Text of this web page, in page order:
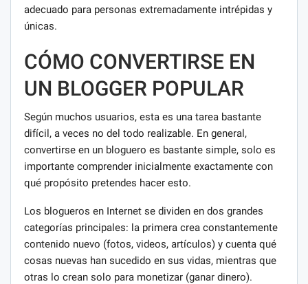
adecuado para personas extremadamente intrépidas y
únicas.
CÓMO CONVERTIRSE EN
UN BLOGGER POPULAR
Según muchos usuarios, esta es una tarea bastante
difícil, a veces no del todo realizable. En general,
convertirse en un bloguero es bastante simple, solo es
importante comprender inicialmente exactamente con
qué propósito pretendes hacer esto.
Los blogueros en Internet se dividen en dos grandes
categorías principales: la primera crea constantemente
contenido nuevo (fotos, videos, artículos) y cuenta qué
cosas nuevas han sucedido en sus vidas, mientras que
otras lo crean solo para monetizar (ganar dinero).